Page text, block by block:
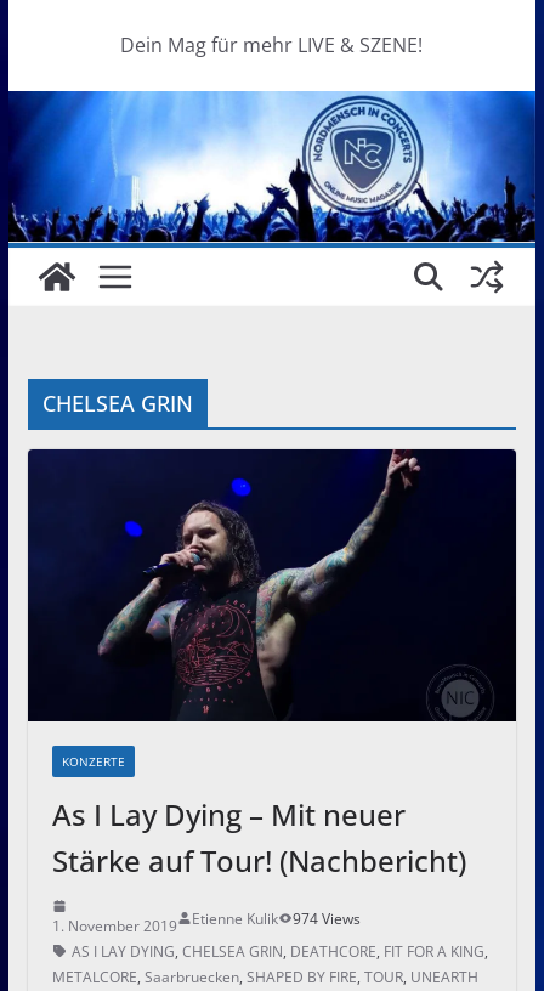
Dein Mag für mehr LIVE & SZENE!
CHELSEA GRIN
KONZERTE
As I Lay Dying – Mit neuer
Stärke auf Tour! (Nachbericht)
1. November 2019 Etienne Kulik
974 Views
AS I LAY DYING, CHELSEA GRIN, DEATHCORE, FIT FOR A KING,
METALCORE, Saarbruecken, SHAPED BY FIRE, TOUR, UNEARTH